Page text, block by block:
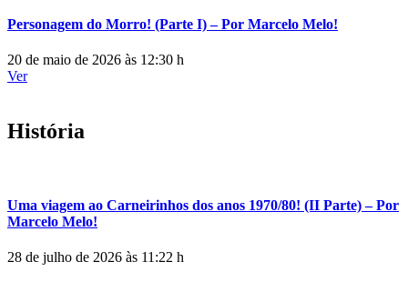
Personagem do Morro! (Parte I) – Por Marcelo Melo!
20 de maio de 2026 às 12:30 h
Ver
História
Uma viagem ao Carneirinhos dos anos 1970/80! (II Parte) – Por
Marcelo Melo!
28 de julho de 2026 às 11:22 h